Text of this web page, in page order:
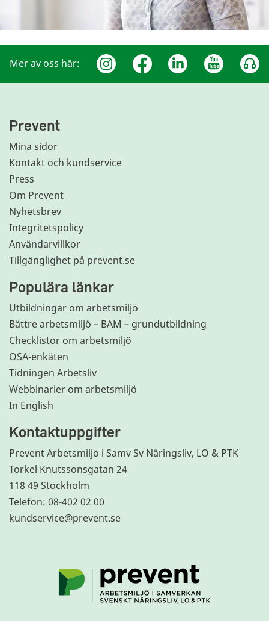
Mer av oss här:
Prevent
Mina sidor
Kontakt och kundservice
Press
Om Prevent
Nyhetsbrev
Integritetspolicy
Användarvillkor
Tillgänglighet på prevent.se
Populära länkar
Utbildningar om arbetsmiljö
Bättre arbetsmiljö – BAM – grundutbildning
Checklistor om arbetsmiljö
OSA-enkäten
Tidningen Arbetsliv
Webbinarier om arbetsmiljö
In English
Kontaktuppgifter
Prevent Arbetsmiljö i Samv Sv Näringsliv, LO & PTK
Torkel Knutssonsgatan 24
118 49 Stockholm
Telefon: 08-402 02 00
kundservice@prevent.se